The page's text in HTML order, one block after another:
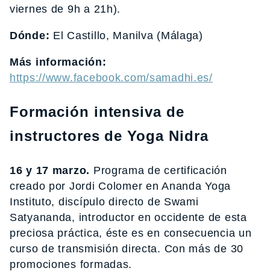
viernes de 9h a 21h).
Dónde: El Castillo, Manilva (Málaga)
Más información:
https://www.facebook.com/samadhi.es/
Formación intensiva de
instructores de Yoga Nidra
16 y 17 marzo. Programa de certificación
creado por Jordi Colomer en Ananda Yoga
Instituto, discípulo directo de Swami
Satyananda, introductor en occidente de esta
preciosa práctica, éste es en consecuencia un
curso de transmisión directa. Con más de 30
promociones formadas.